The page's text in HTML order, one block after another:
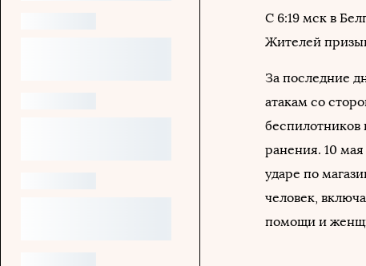
С 6:19 мск в
Жителей
За последние
атакам со
беспилотников
ранения. 10 мая
ударе по
человек,
помощи и